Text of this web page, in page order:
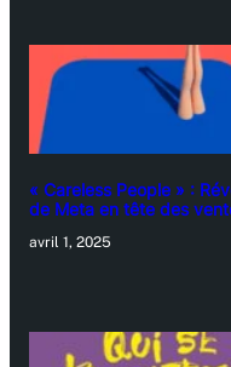
« Careless People » :
de Meta en tête des
avril 1, 2025